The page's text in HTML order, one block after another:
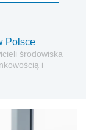
Polsce
środowiska
i